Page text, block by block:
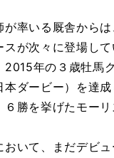
率いる厩舎からは
スが次々に登場し
2015年の３歳牡馬
本ダービー）を達
勝を挙げたモーリ
いて、まだデビュ